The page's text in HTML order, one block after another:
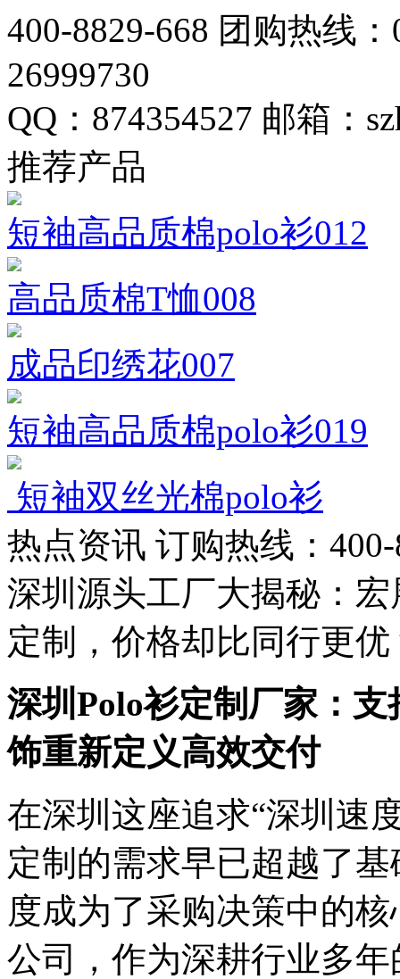
400-8829-668 团购热线：
26999730
QQ：874354527 邮箱：
推荐产品
短袖高品质棉polo衫012
高品质棉T恤008
成品印绣花007
短袖高品质棉polo衫019
短袖双丝光棉polo衫
热点资讯 订购热线：
深圳源头工厂大揭秘：
定制，价格却比同行更优
深圳Polo衫定制厂家：
饰重新定义高效交付
在深圳这座追求“深圳速
定制的需求早已超越了
度成为了采购决策中的
公司，作为深耕行业多